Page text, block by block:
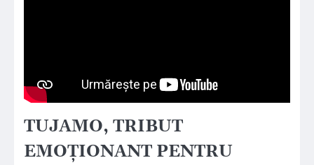
TUJAMO, TRIBUT
EMOȚIONANT PENTRU